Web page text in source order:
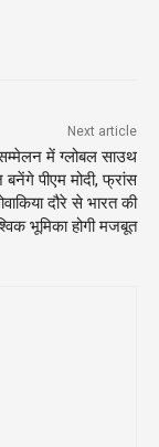
Next article
में ग्लोबल साउथ
पीएम मोदी, फ्रांस
दौरे से भारत की
भूमिका होगी मजबूत